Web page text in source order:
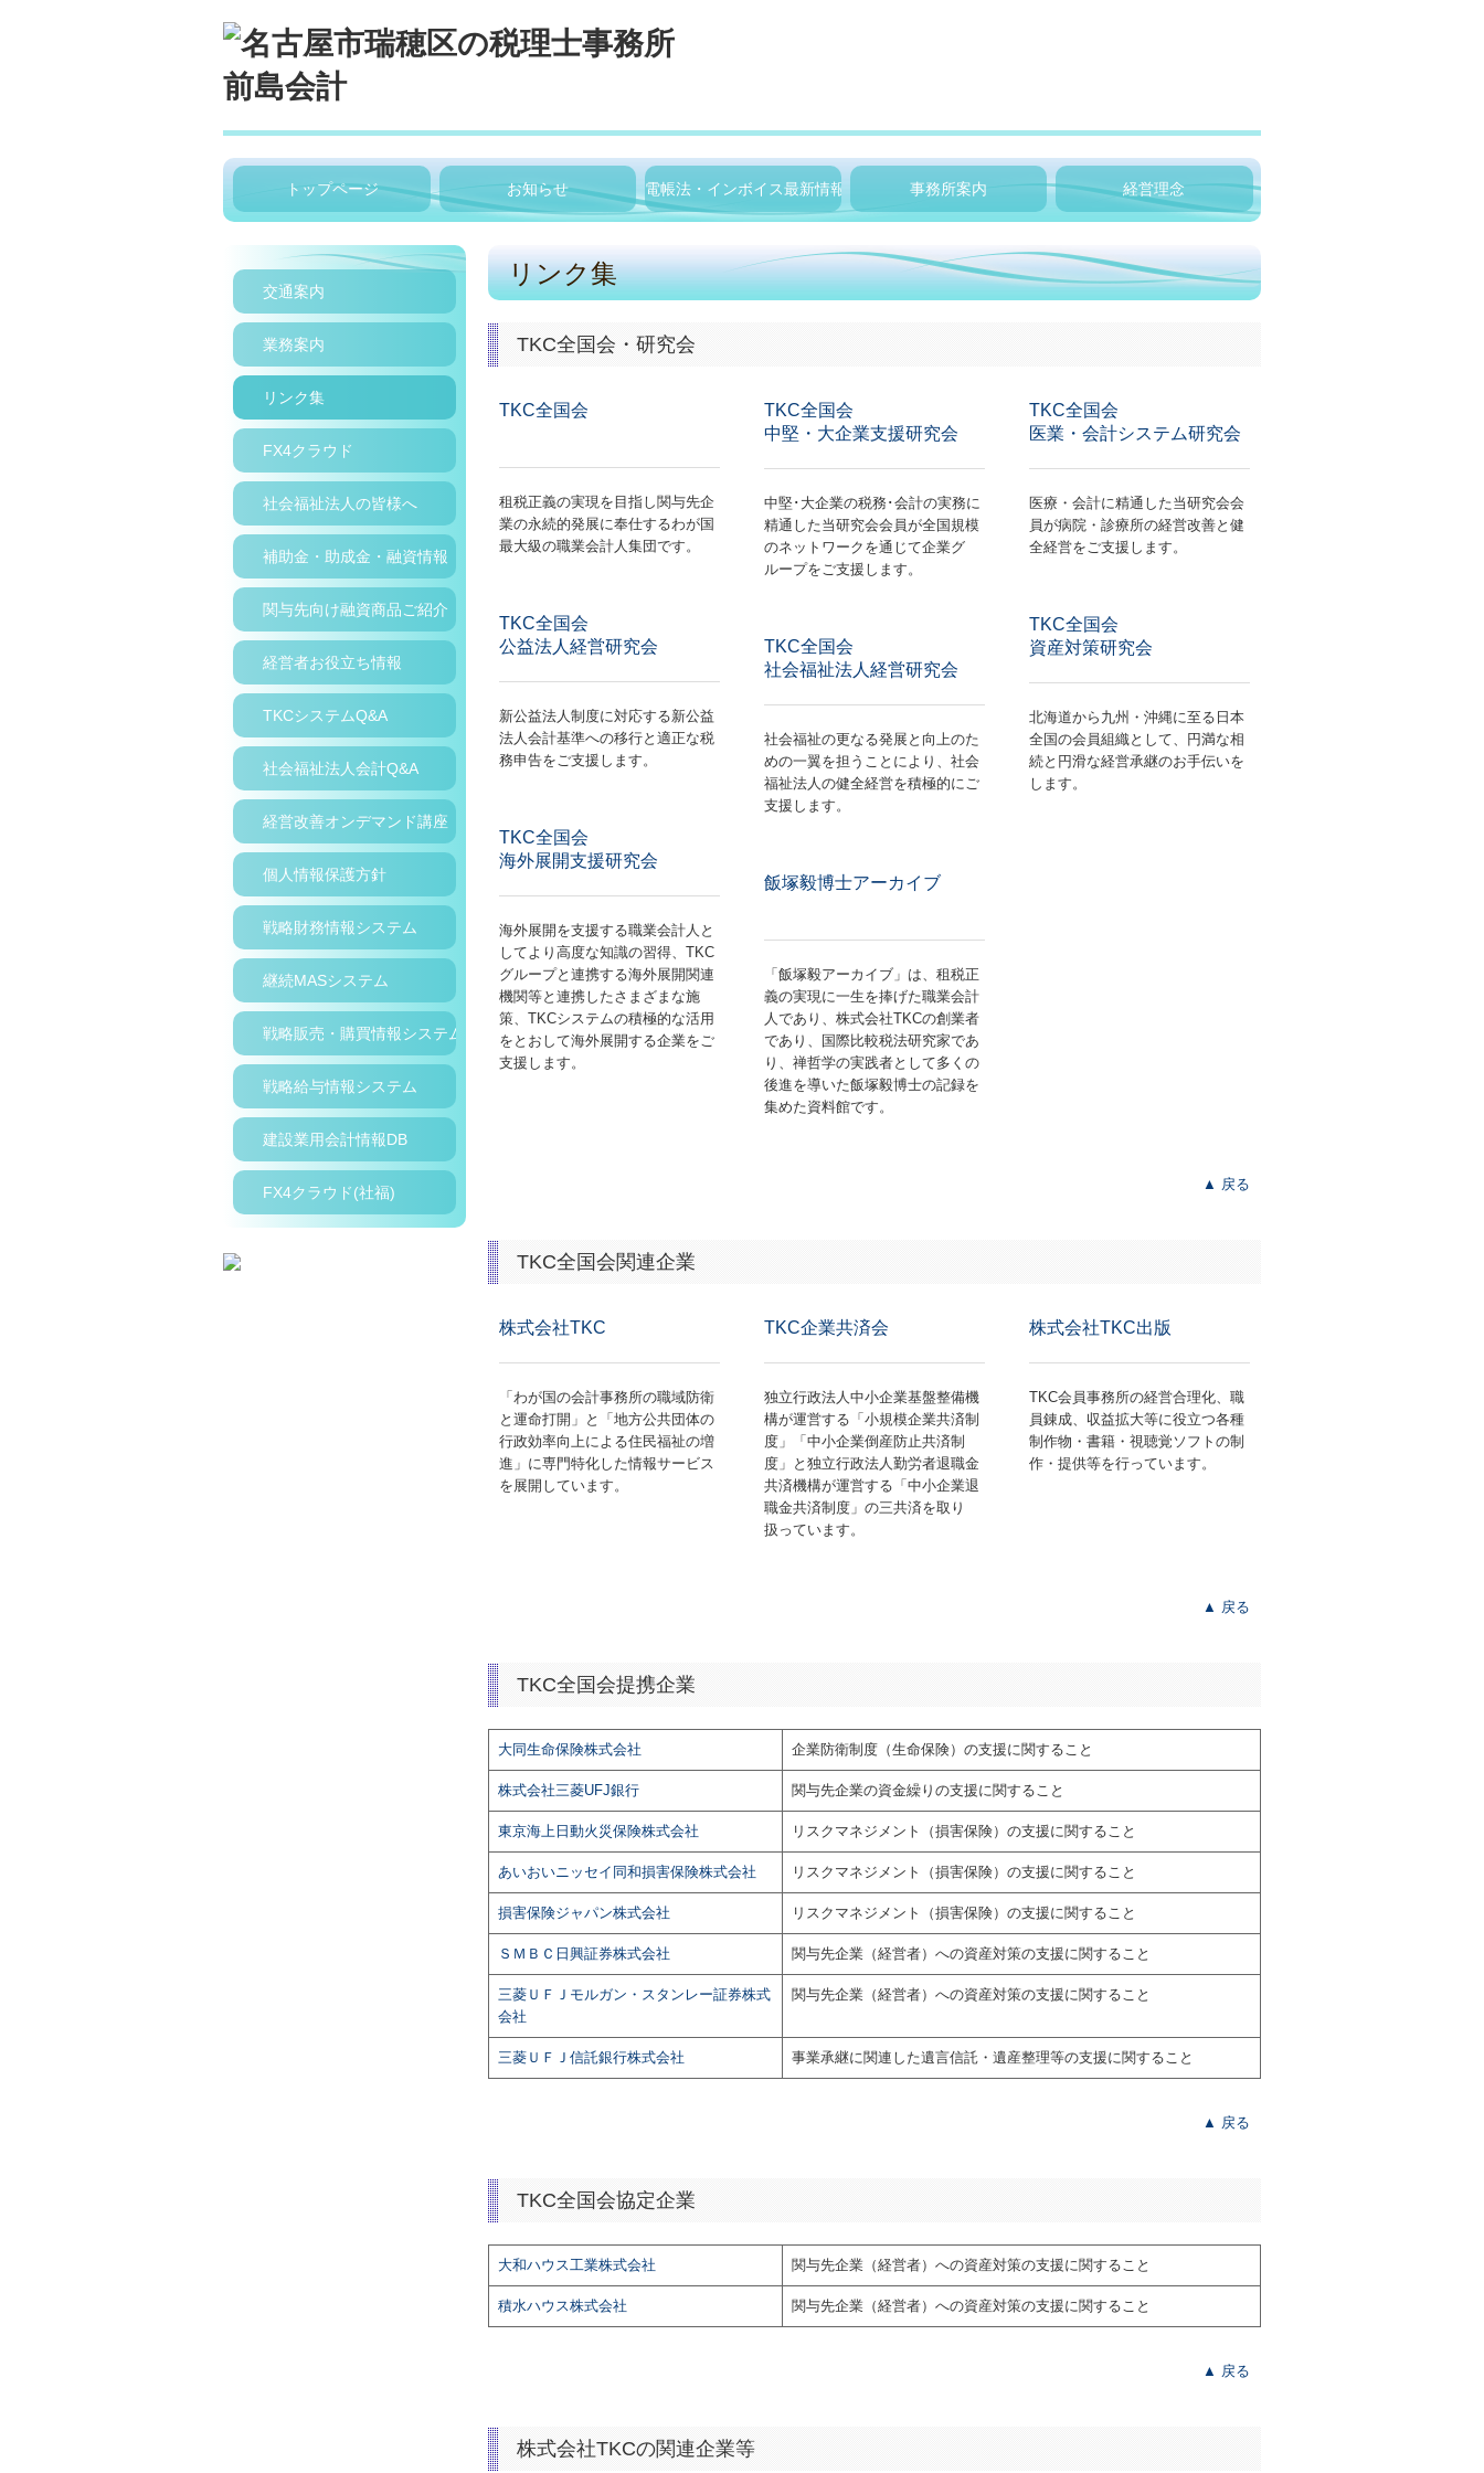
トップページ お知らせ 電帳法・インボイス最新情報 事務所案内 経営理念
交通案内
業務案内
リンク集
FX4クラウド
社会福祉法人の皆様へ
補助金・助成金・融資情報
関与先向け融資商品ご紹介
経営者お役立ち情報
TKCシステムQ&A
社会福祉法人会計Q&A
経営改善オンデマンド講座
個人情報保護方針
戦略財務情報システム
継続MASシステム
戦略販売・購買情報システム
戦略給与情報システム
建設業用会計情報DB
FX4クラウド(社福)
リンク集
TKC全国会・研究会
TKC全国会
租税正義の実現を目指し関与先企
業の永続的発展に奉仕するわが国
最大級の職業会計人集団です。
TKC全国会
公益法人経営研究会
新公益法人制度に対応する新公益
法人会計基準への移行と適正な税
務申告をご支援します。
TKC全国会
海外展開支援研究会
海外展開を支援する職業会計人と
してより高度な知識の習得、TKC
グループと連携する海外展開関連
機関等と連携したさまざまな施
策、TKCシステムの積極的な活用
をとおして海外展開する企業をご
支援します。
TKC全国会
中堅・大企業支援研究会
中堅･大企業の税務･会計の実務に
精通した当研究会会員が全国規模
のネットワークを通じて企業グ
ループをご支援します。
TKC全国会
社会福祉法人経営研究会
社会福祉の更なる発展と向上のた
めの一翼を担うことにより、社会
福祉法人の健全経営を積極的にご
支援します。
飯塚毅博士アーカイブ
「飯塚毅アーカイブ」は、租税正
義の実現に一生を捧げた職業会計
人であり、株式会社TKCの創業者
であり、国際比較税法研究家であ
り、禅哲学の実践者として多くの
後進を導いた飯塚毅博士の記録を
集めた資料館です。
TKC全国会
医業・会計システム研究会
医療・会計に精通した当研究会会
員が病院・診療所の経営改善と健
全経営をご支援します。
TKC全国会
資産対策研究会
北海道から九州・沖縄に至る日本
全国の会員組織として、円満な相
続と円滑な経営承継のお手伝いを
します。
▲ 戻る
TKC全国会関連企業
株式会社TKC
「わが国の会計事務所の職域防衛
と運命打開」と「地方公共団体の
行政効率向上による住民福祉の増
進」に専門特化した情報サービス
を展開しています。
TKC企業共済会
独立行政法人中小企業基盤整備機
構が運営する「小規模企業共済制
度」「中小企業倒産防止共済制
度」と独立行政法人勤労者退職金
共済機構が運営する「中小企業退
職金共済制度」の三共済を取り
扱っています。
株式会社TKC出版
TKC会員事務所の経営合理化、職
員錬成、収益拡大等に役立つ各種
制作物・書籍・視聴覚ソフトの制
作・提供等を行っています。
▲ 戻る
TKC全国会提携企業
大同生命保険株式会社 企業防衛制度（生命保険）の支援に関すること
株式会社三菱UFJ銀行 関与先企業の資金繰りの支援に関すること
東京海上日動火災保険株式会社 リスクマネジメント（損害保険）の支援に関すること
あいおいニッセイ同和損害保険株式会社 リスクマネジメント（損害保険）の支援に関すること
損害保険ジャパン株式会社 リスクマネジメント（損害保険）の支援に関すること
ＳＭＢＣ日興証券株式会社 関与先企業（経営者）への資産対策の支援に関すること
三菱ＵＦＪモルガン・スタンレー証券株式
会社
関与先企業（経営者）への資産対策の支援に関すること
三菱ＵＦＪ信託銀行株式会社 事業承継に関連した遺言信託・遺産整理等の支援に関すること
▲ 戻る
TKC全国会協定企業
大和ハウス工業株式会社 関与先企業（経営者）への資産対策の支援に関すること
積水ハウス株式会社 関与先企業（経営者）への資産対策の支援に関すること
▲ 戻る
株式会社TKCの関連企業等